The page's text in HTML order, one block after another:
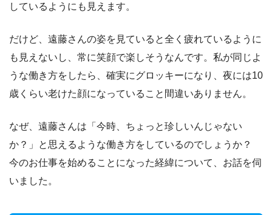
しているようにも見えます。
だけど、遠藤さんの姿を見ていると全く疲れているように
も見えないし、常に笑顔で楽しそうなんです。私が同じよ
うな働き方をしたら、確実にグロッキーになり、夜には10
歳くらい老けた顔になっていること間違いありません。
なぜ、遠藤さんは「今時、ちょっと珍しいんじゃない
か？」と思えるような働き方をしているのでしょうか？
今のお仕事を始めることになった経緯について、お話を伺
いました。